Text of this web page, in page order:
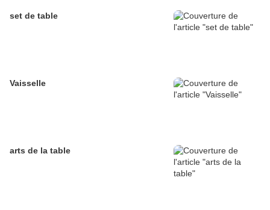
set de table
Vaisselle
arts de la table